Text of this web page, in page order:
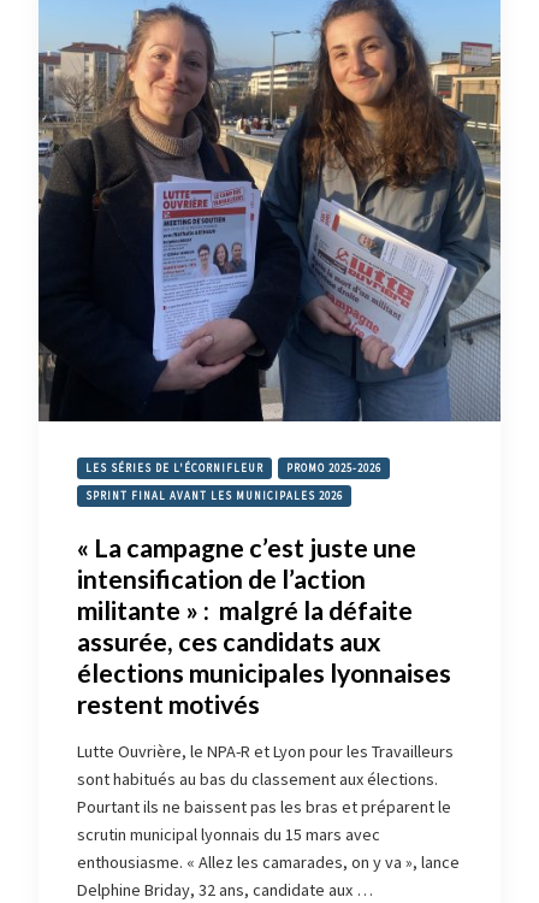
LES SÉRIES DE L'ÉCORNIFLEUR PROMO 2025-2026
SPRINT FINAL AVANT LES MUNICIPALES 2026
« La campagne c’est juste une
intensification de l’action
militante » : malgré la défaite
assurée, ces candidats aux
élections municipales lyonnaises
restent motivés
Lutte Ouvrière, le NPA-R et Lyon pour les Travailleurs
sont habitués au bas du classement aux élections.
Pourtant ils ne baissent pas les bras et préparent le
scrutin municipal lyonnais du 15 mars avec
enthousiasme. « Allez les camarades, on y va », lance
Delphine Briday, 32 ans, candidate aux …